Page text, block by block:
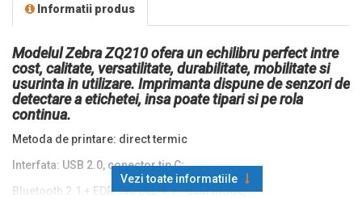
Informatii produs
Modelul Zebra ZQ210 ofera un echilibru perfect intre
cost, calitate, versatilitate, durabilitate, mobilitate si
usurinta in utilizare. Imprimanta dispune de senzori de
detectare a etichetei, insa poate tipari si pe rola
continua.
Metoda de printare: direct termic
Interfata: USB 2.0, conector tip C;
Bluetooth 2.1 + EDR sau BLE 4.1 - dual mode;
Vezi toate informatiile